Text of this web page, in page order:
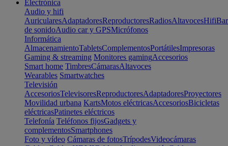
Electrónica
Audio y hifi
AuricularesAdaptadoresReproductoresRadiosAltavocesHifi
de sonidoAudio car y GPSMicrófonos
Informática
AlmacenamientoTabletsComplementosPortátilesImpresoras
Gaming & streaming Monitores gamingAccesorios
Smart home TimbresCámarasAltavoces
Wearables Smartwatches
Televisión
AccesoriosTelevisoresReproductoresAdaptadoresProyectores
Movilidad urbana KartsMotos eléctricasAccesoriosBicicletas
eléctricasPatinetes eléctricos
Telefonía Teléfonos fijosGadgets y
complementosSmartphones
Foto y vídeo Cámaras de fotosTrípodesVideocámaras